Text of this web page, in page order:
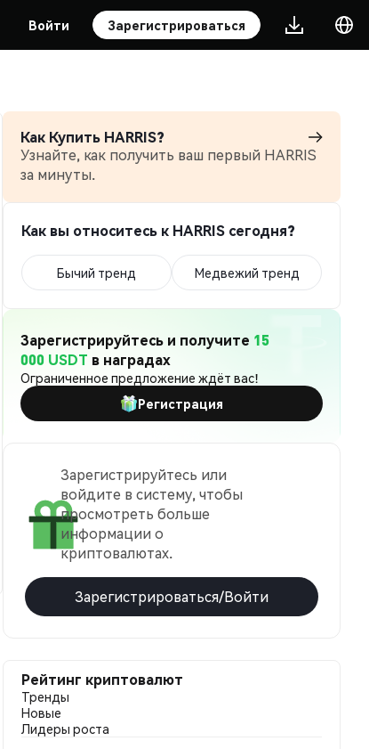
Войти Зарегистрироваться
Как Купить HARRIS?
Узнайте, как получить ваш первый HARRIS
за минуты.
Как вы относитесь к HARRIS сегодня?
Бычий тренд Медвежий тренд
Зарегистрируйтесь и получите 15
000 USDT в наградах
Ограниченное предложение ждёт вас!
Регистрация
Зарегистрируйтесь или
войдите в систему, чтобы
просмотреть больше
информации о
криптовалютах.
Зарегистрироваться/Войти
Рейтинг криптовалют
Тренды
Новые
Лидеры роста